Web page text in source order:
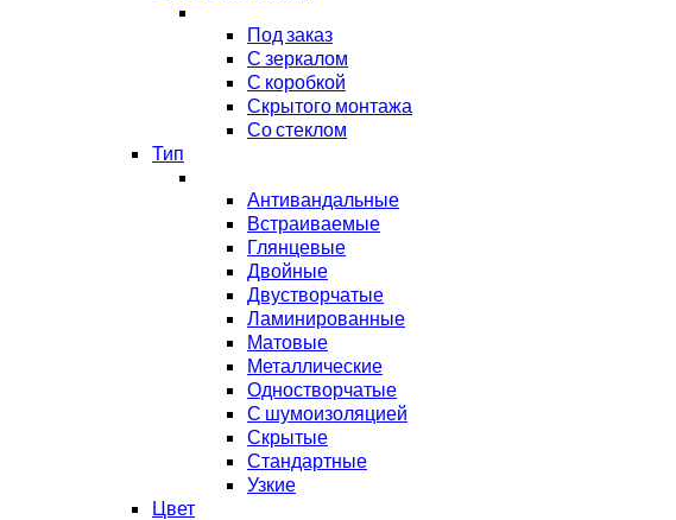
Под заказ
С зеркалом
С коробкой
Скрытого монтажа
Со стеклом
Тип
Антивандальные
Встраиваемые
Глянцевые
Двойные
Двустворчатые
Ламинированные
Матовые
Металлические
Одностворчатые
С шумоизоляцией
Скрытые
Стандартные
Узкие
Цвет